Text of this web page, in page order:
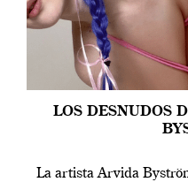
LOS DESNUDOS
La artista Arvida